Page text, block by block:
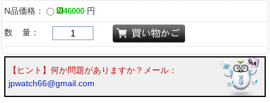
N品価格： 46000 円
数 量：
【ヒント】何か問題がありますか？メール：
jpwatch66@gmail.com